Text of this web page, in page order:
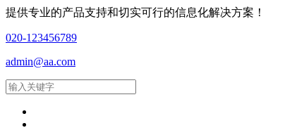
提供专业的产品支持和切实可行的信息化解决方案！
020-123456789
admin@aa.com